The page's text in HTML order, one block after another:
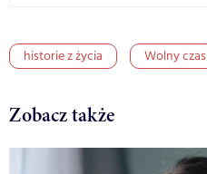
historie z życia Wolny czas
Zobacz także